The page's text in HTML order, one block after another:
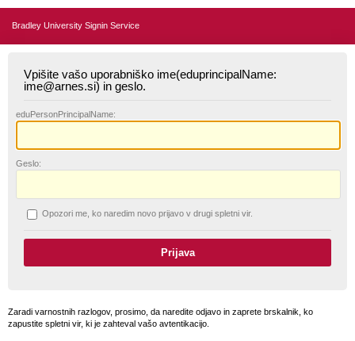
Bradley University Signin Service
Vpišite vašo uporabniško ime(eduprincipalName:
ime@arnes.si) in geslo.
eduPersonPrincipalName:
Geslo:
Opozori me, ko naredim novo prijavo v drugi spletni vir.
Zaradi varnostnih razlogov, prosimo, da naredite odjavo in zaprete brskalnik, ko
zapustite spletni vir, ki je zahteval vašo avtentikacijo.